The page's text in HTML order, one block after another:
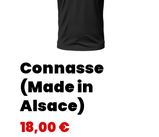
Connasse
(Made in
Alsace)
18,00 €Prix